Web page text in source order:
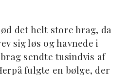
det helt store brag, da
sig løs og havnede i
sendte tusindvis af
fulgte en bølge, der